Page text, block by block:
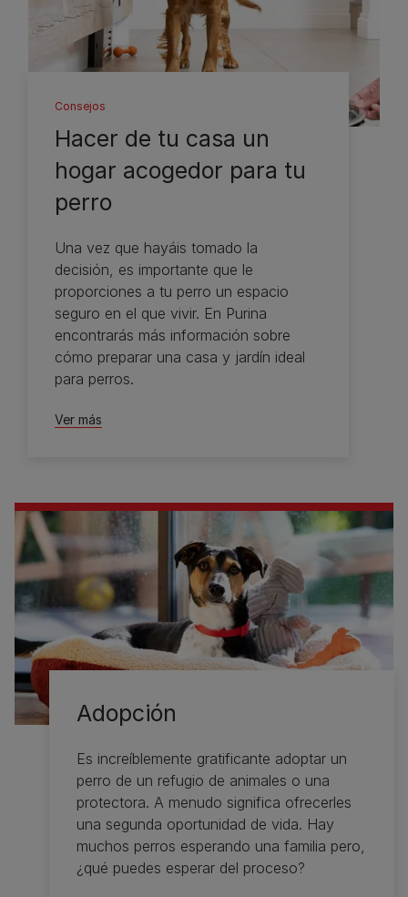
Consejos
Hacer de tu casa un
hogar acogedor para tu
perro
Una vez que hayáis tomado la
decisión, es importante que le
proporciones a tu perro un espacio
seguro en el que vivir. En Purina
encontrarás más información sobre
cómo preparar una casa y jardín ideal
para perros.
Ver más
Adopción
Es increíblemente gratificante adoptar un
perro de un refugio de animales o una
protectora. A menudo significa ofrecerles
una segunda oportunidad de vida. Hay
muchos perros esperando una familia pero,
¿qué puedes esperar del proceso?